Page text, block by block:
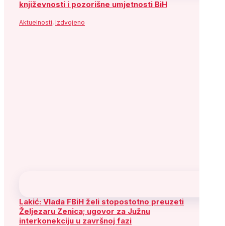
književnosti i pozorišne umjetnosti BiH
Aktuelnosti, Izdvojeno
Lakić: Vlada FBiH želi stopostotno preuzeti
Željezaru Zenica; ugovor za Južnu
interkonekciju u završnoj fazi